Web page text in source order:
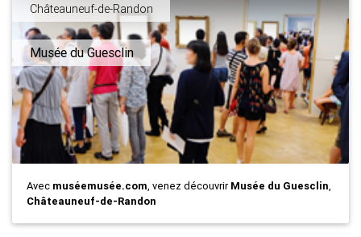
Châteauneuf-de-Randon
Musée du Guesclin
Avec muséemusée.com, venez découvrirMusée du Guesclin,
Châteauneuf-de-Randon